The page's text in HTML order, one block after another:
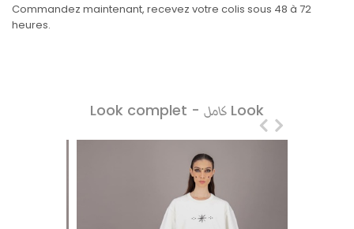
Commandez maintenant, recevez votre colis sous 48 à 72
heures.
Look complet - كامل Look